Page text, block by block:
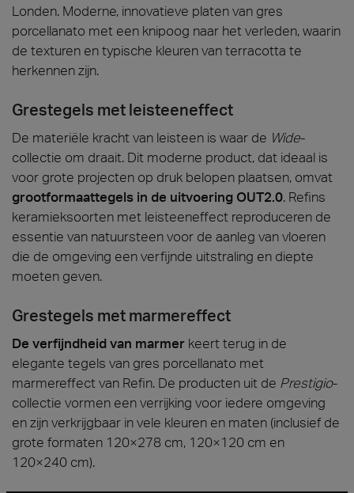
Londen. Moderne, innovatieve platen van gres
porcellanato met een knipoog naar het verleden, waarin
de texturen en typische kleuren van terracotta te
herkennen zijn.
Grestegels met leisteeneffect
De materiële kracht van leisteen is waar de Wide-
collectie om draait. Dit moderne product, dat ideaal is
voor grote projecten op druk belopen plaatsen, omvat
grootformaattegels in de uitvoering OUT2.0. Refins
keramieksoorten met leisteeneffect reproduceren de
essentie van natuursteen voor de aanleg van vloeren
die de omgeving een verfijnde uitstraling en diepte
moeten geven.
Grestegels met marmereffect
De verfijndheid van marmer keert terug in de
elegante tegels van gres porcellanato met
marmereffect van Refin. De producten uit de Prestigio-
collectie vormen een verrijking voor iedere omgeving
en zijn verkrijgbaar in vele kleuren en maten (inclusief de
grote formaten 120×278 cm, 120×120 cm en
120×240 cm).